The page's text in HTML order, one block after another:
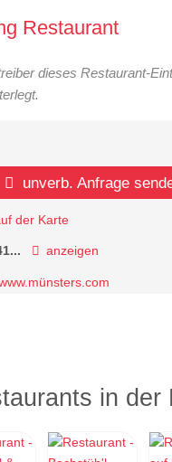
Restaurant
dieses Restaurant-
unverb. Anfrage
der Karte
anzeigen
in der